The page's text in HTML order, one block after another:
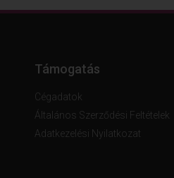
Támogatás
Cégadatok
Általános Szerződési Feltételek
Adatkezelési Nyilatkozat